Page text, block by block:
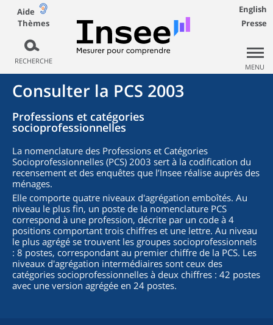
Aide
Thèmes
RECHERCHE
English
Presse
MENU
Consulter la PCS 2003
Professions et catégories
socioprofessionnelles
La nomenclature des Professions et Catégories
Socioprofessionnelles (PCS) 2003 sert à la codification du
recensement et des enquêtes que l’Insee réalise auprès des
ménages.
Elle comporte quatre niveaux d'agrégation emboîtés. Au
niveau le plus fin, un poste de la nomenclature PCS
correspond à une profession, décrite par un code à 4
positions comportant trois chiffres et une lettre. Au niveau
le plus agrégé se trouvent les groupes socioprofessionnels
: 8 postes, correspondant au premier chiffre de la PCS. Les
niveaux d'agrégation intermédiaires sont ceux des
catégories socioprofessionnelles à deux chiffres : 42 postes
avec une version agrégée en 24 postes.